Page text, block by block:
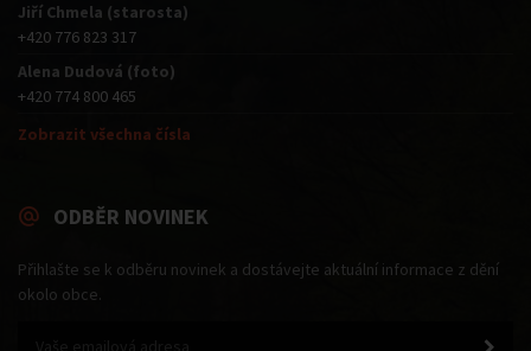
Jiří Chmela (starosta)
+420 776 823 317
Alena Dudová (foto)
+420 774 800 465
Zobrazit všechna čísla
ODBĚR NOVINEK
Přihlašte se k odběru novinek a dostávejte aktuální informace z dění
okolo obce.